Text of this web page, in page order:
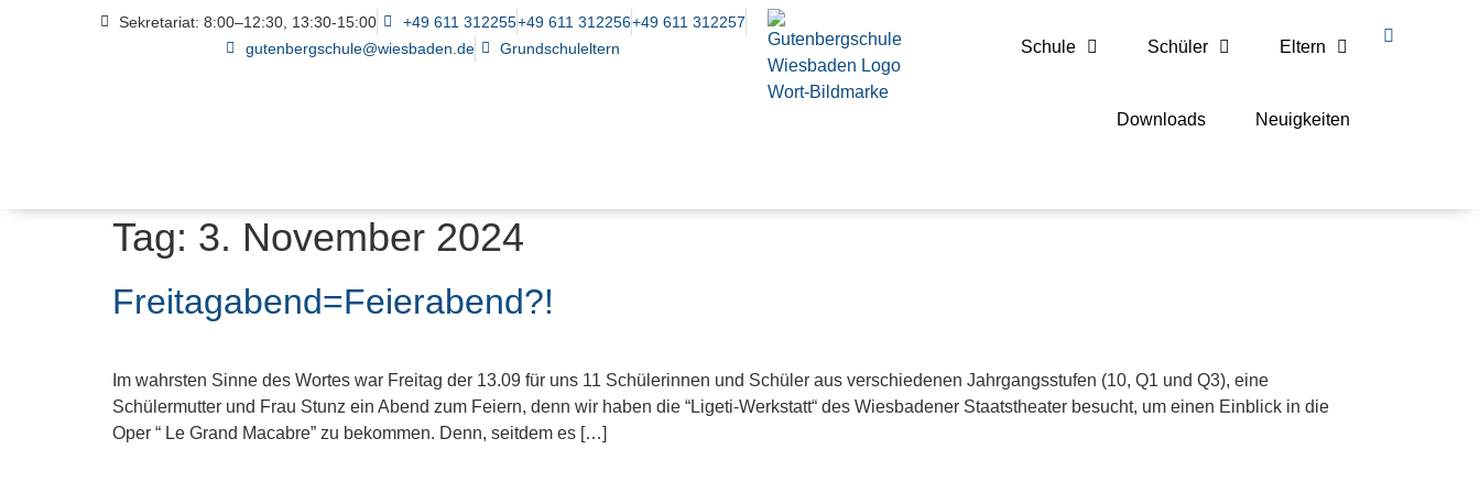
Sekretariat: 8:00–12:30, 13:30-15:00 +49 611 312255+49 611 312256+49 611 312257
gutenbergschule@wiesbaden.de
Grundschuleltern Schule Schüler Eltern
Downloads Neuigkeiten
Tag: 3. November 2024
Freitagabend=Feierabend?!
Im wahrsten Sinne des Wortes war Freitag der 13.09 für uns 11 Schülerinnen und Schüler aus verschiedenen Jahrgangsstufen (10, Q1 und Q3), eine
Schülermutter und Frau Stunz ein Abend zum Feiern, denn wir haben die “Ligeti-Werkstatt“ des Wiesbadener Staatstheater besucht, um einen Einblick in die
Oper “ Le Grand Macabre” zu bekommen. Denn, seitdem es […]